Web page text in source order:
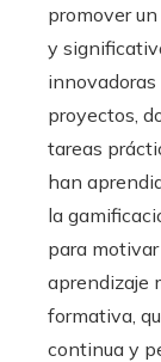
promover
y
proyectos,
tareas
han
la
para
aprendizaje
formativa,
continua y